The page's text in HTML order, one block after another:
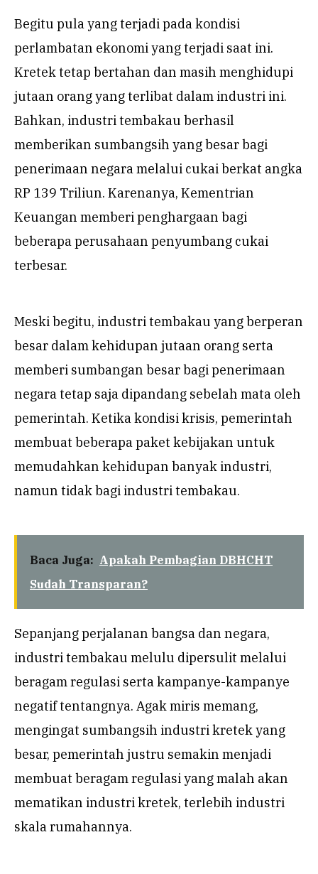
Begitu pula yang terjadi pada kondisi
perlambatan ekonomi yang terjadi saat ini.
Kretek tetap bertahan dan masih menghidupi
jutaan orang yang terlibat dalam industri ini.
Bahkan, industri tembakau berhasil
memberikan sumbangsih yang besar bagi
penerimaan negara melalui cukai berkat angka
RP 139 Triliun. Karenanya, Kementrian
Keuangan memberi penghargaan bagi
beberapa perusahaan penyumbang cukai
terbesar.
Meski begitu, industri tembakau yang berperan
besar dalam kehidupan jutaan orang serta
memberi sumbangan besar bagi penerimaan
negara tetap saja dipandang sebelah mata oleh
pemerintah. Ketika kondisi krisis, pemerintah
membuat beberapa paket kebijakan untuk
memudahkan kehidupan banyak industri,
namun tidak bagi industri tembakau.
Baca Juga: Apakah Pembagian DBHCHT
Sudah Transparan?
Sepanjang perjalanan bangsa dan negara,
industri tembakau melulu dipersulit melalui
beragam regulasi serta kampanye-kampanye
negatif tentangnya. Agak miris memang,
mengingat sumbangsih industri kretek yang
besar, pemerintah justru semakin menjadi
membuat beragam regulasi yang malah akan
mematikan industri kretek, terlebih industri
skala rumahannya.